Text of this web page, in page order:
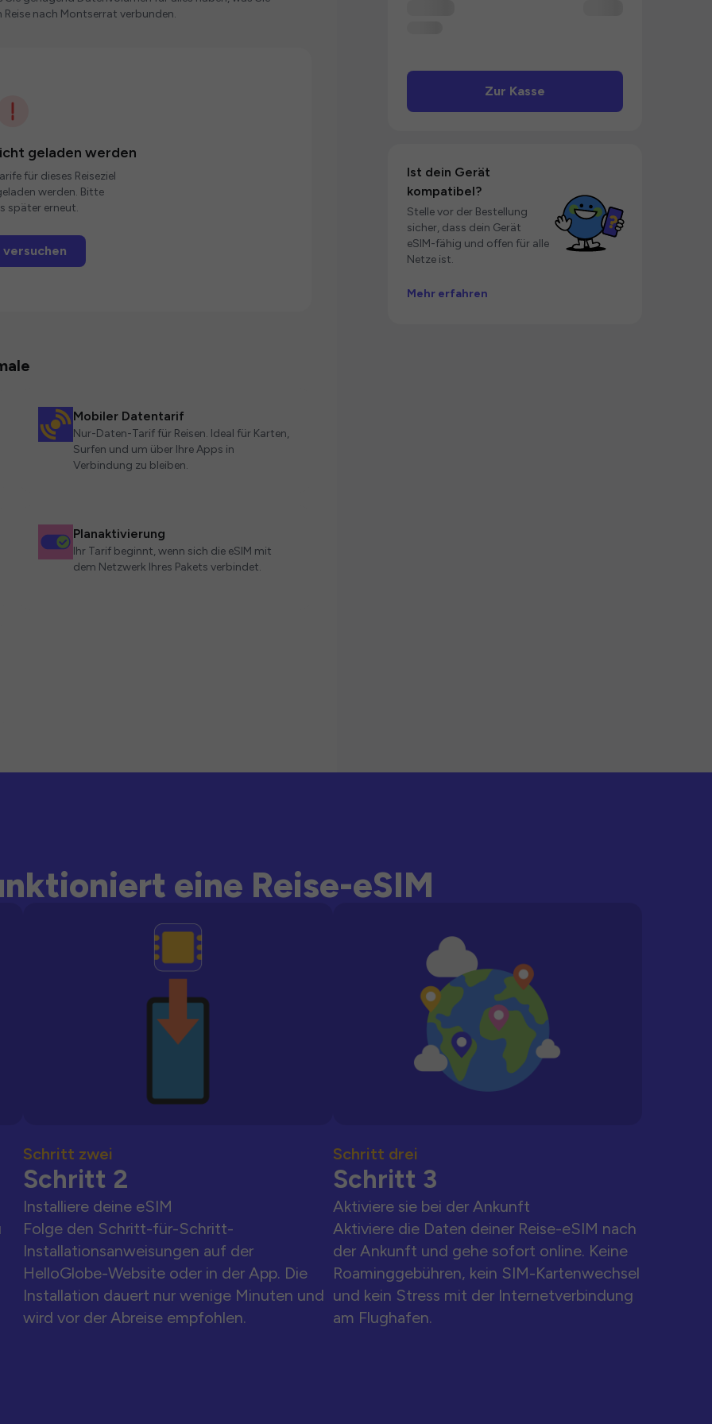
nach Montserrat verbunden.
geladen werden
für dieses Reiseziel
werden. Bitte
später erneut.
Mobiler Datentarif
Nur-Daten-Tarif für Reisen. Ideal für Karten,
Surfen und um über Ihre Apps in
Verbindung zu bleiben.
Planaktivierung
Ihr Tarif beginnt, wenn sich die eSIM mit
dem Netzwerk Ihres Pakets verbindet.
Zur Kasse
Ist dein Gerät
kompatibel?
Stelle vor der Bestellung
sicher, dass dein Gerät
eSIM-fähig und offen für alle
Netze ist.
Mehr erfahren
eine Reise-eSIM
Schritt zwei
Schritt 2
Installiere deine eSIM
Folge den Schritt-für-Schritt-
Installationsanweisungen auf der
HelloGlobe-Website oder in der App. Die
Installation dauert nur wenige Minuten und
wird vor der Abreise empfohlen.
Schritt drei
Schritt 3
Aktiviere sie bei der Ankunft
Aktiviere die Daten deiner Reise-eSIM nach
der Ankunft und gehe sofort online. Keine
Roaminggebühren, kein SIM-Kartenwechsel
und kein Stress mit der Internetverbindung
am Flughafen.